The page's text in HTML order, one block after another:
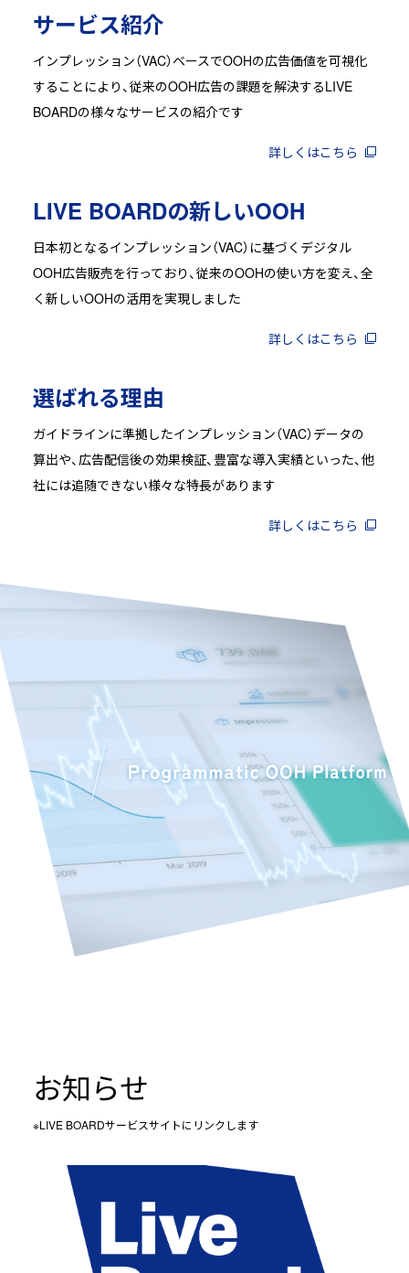
サービス紹介
インプレッション（VAC）ベースでOOHの広告価値を可視化
することにより、従来のOOH広告の課題を解決するLIVE
BOARDの様々なサービスの紹介です
詳しくはこちら
LIVE BOARDの新しいOOH
日本初となるインプレッション（VAC）に基づくデジタル
OOH広告販売を行っており、従来のOOHの使い方を変え、全
く新しいOOHの活用を実現しました
詳しくはこちら
選ばれる理由
ガイドラインに準拠したインプレッション（VAC）データの
算出や、広告配信後の効果検証、豊富な導入実績といった、他
社には追随できない様々な特長があります
詳しくはこちら
お知らせ
※LIVE BOARDサービスサイトにリンクします